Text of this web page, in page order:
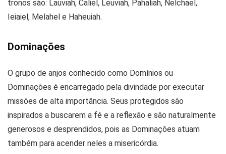
tronos são: Lauviah, Caliel, Leuviah, Pahaliah, Nelchael,
Ieiaiel, Melahel e Haheuiah.
Dominações
O grupo de anjos conhecido como Domínios ou
Dominações é encarregado pela divindade por executar
missões de alta importância. Seus protegidos são
inspirados a buscarem a fé e a reflexão e são naturalmente
generosos e desprendidos, pois as Dominações atuam
também para acender neles a misericórdia.